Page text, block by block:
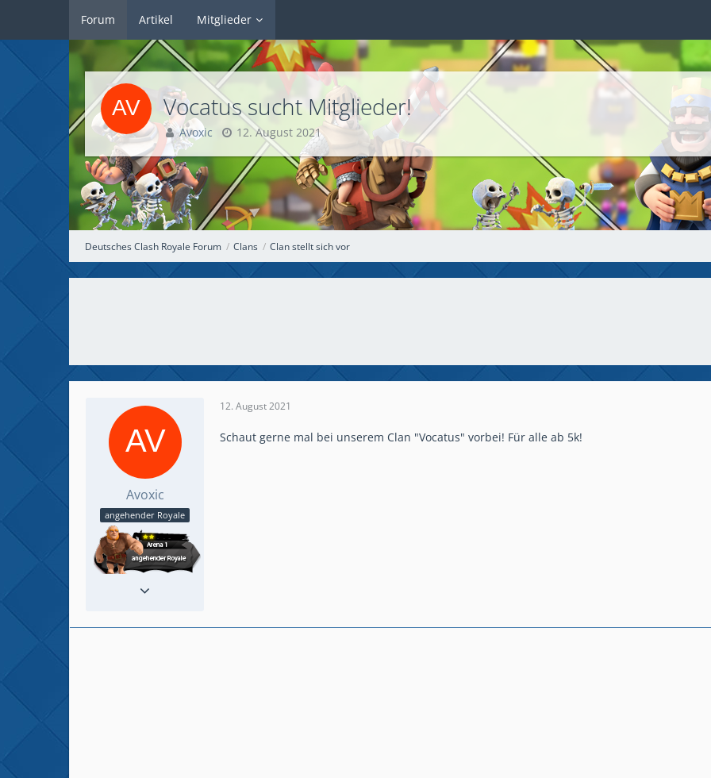
Forum Artikel Mitglieder
Deutsches Clash Royale Forum Clans Clan stellt sich vor
Vocatus sucht Mitglieder!
Avoxic 12. August 2021
Avoxic
angehender Royale
12. August 2021
Schaut gerne mal bei unserem Clan "Vocatus" vorbei! Für alle ab 5k!